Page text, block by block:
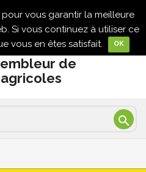
vous garantir la meilleure
Si vous continuez à utiliser ce
vous en êtes satisfait.
OK

de
